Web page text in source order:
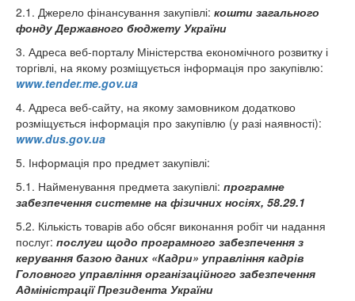
2.1. Джерело фінансування закупівлі: кошти загального
фонду Державного бюджету України
3. Адреса веб-порталу Міністерства економічного розвитку і
торгівлі, на якому розміщується інформація про закупівлю:
www.tender.me.gov.ua
4. Адреса веб-сайту, на якому замовником додатково
розміщується інформація про закупівлю (у разі наявності):
www.dus.gov.ua
5. Інформація про предмет закупівлі:
5.1. Найменування предмета закупівлі: програмне
забезпечення системне на фізичних носіях, 58.29.1
5.2. Кількість товарів або обсяг виконання робіт чи надання
послуг: послуги щодо програмного забезпечення з
керування базою даних «Кадри» управління кадрів
Головного управління організаційного забезпечення
Адміністрації Президента України